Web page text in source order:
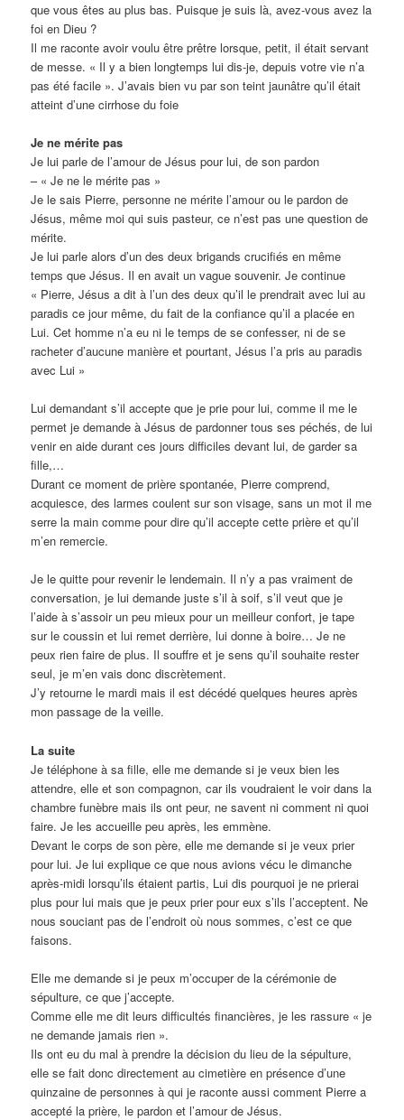
que vous êtes au plus bas. Puisque je suis là, avez-vous avez la
foi en Dieu ?
Il me raconte avoir voulu être prêtre lorsque, petit, il était servant
de messe. « Il y a bien longtemps lui dis-je, depuis votre vie n’a
pas été facile ». J’avais bien vu par son teint jaunâtre qu’il était
atteint d’une cirrhose du foie
Je ne mérite pas
Je lui parle de l’amour de Jésus pour lui, de son pardon
– « Je ne le mérite pas »
Je le sais Pierre, personne ne mérite l’amour ou le pardon de
Jésus, même moi qui suis pasteur, ce n’est pas une question de
mérite.
Je lui parle alors d’un des deux brigands crucifiés en même
temps que Jésus. Il en avait un vague souvenir. Je continue
« Pierre, Jésus a dit à l’un des deux qu’il le prendrait avec lui au
paradis ce jour même, du fait de la confiance qu’il a placée en
Lui. Cet homme n’a eu ni le temps de se confesser, ni de se
racheter d’aucune manière et pourtant, Jésus l’a pris au paradis
avec Lui »
Lui demandant s’il accepte que je prie pour lui, comme il me le
permet je demande à Jésus de pardonner tous ses péchés, de lui
venir en aide durant ces jours difficiles devant lui, de garder sa
fille,…
Durant ce moment de prière spontanée, Pierre comprend,
acquiesce, des larmes coulent sur son visage, sans un mot il me
serre la main comme pour dire qu’il accepte cette prière et qu’il
m’en remercie.
Je le quitte pour revenir le lendemain. Il n’y a pas vraiment de
conversation, je lui demande juste s’il à soif, s’il veut que je
l’aide à s’assoir un peu mieux pour un meilleur confort, je tape
sur le coussin et lui remet derrière, lui donne à boire… Je ne
peux rien faire de plus. Il souffre et je sens qu’il souhaite rester
seul, je m’en vais donc discrètement.
J’y retourne le mardi mais il est décédé quelques heures après
mon passage de la veille.
La suite
Je téléphone à sa fille, elle me demande si je veux bien les
attendre, elle et son compagnon, car ils voudraient le voir dans la
chambre funèbre mais ils ont peur, ne savent ni comment ni quoi
faire. Je les accueille peu après, les emmène.
Devant le corps de son père, elle me demande si je veux prier
pour lui. Je lui explique ce que nous avions vécu le dimanche
après-midi lorsqu’ils étaient partis, Lui dis pourquoi je ne prierai
plus pour lui mais que je peux prier pour eux s’ils l’acceptent. Ne
nous souciant pas de l’endroit où nous sommes, c’est ce que
faisons.
Elle me demande si je peux m’occuper de la cérémonie de
sépulture, ce que j’accepte.
Comme elle me dit leurs difficultés financières, je les rassure « je
ne demande jamais rien ».
Ils ont eu du mal à prendre la décision du lieu de la sépulture,
elle se fait donc directement au cimetière en présence d’une
quinzaine de personnes à qui je raconte aussi comment Pierre a
accepté la prière, le pardon et l’amour de Jésus.